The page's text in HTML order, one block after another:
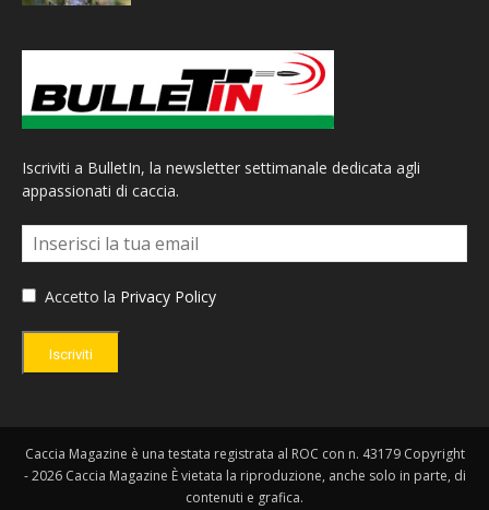
Iscriviti a BulletIn, la newsletter settimanale dedicata agli
appassionati di caccia.
Accetto la Privacy Policy
Iscriviti
Caccia Magazine è una testata registrata al ROC con n. 43179 Copyright
- 2026 Caccia Magazine È vietata la riproduzione, anche solo in parte, di
contenuti e grafica.